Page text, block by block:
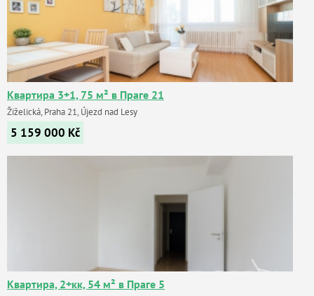
Квартира 3+1, 75 м² в Праге 21
Žiželická, Praha 21, Újezd nad Lesy
5 159 000 Kč
Квартира, 2+кк, 54 м² в Праге 5